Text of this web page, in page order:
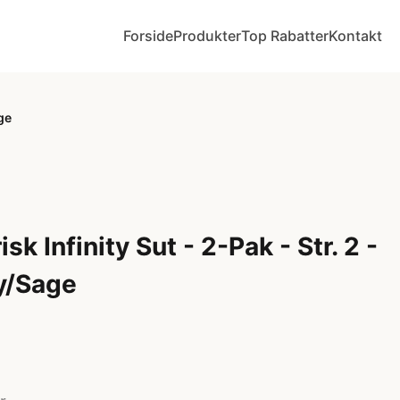
ForsideProdukterTop RabatterKontakt
Infinity Sut - 2-Pak - Str. 2 -
Sage